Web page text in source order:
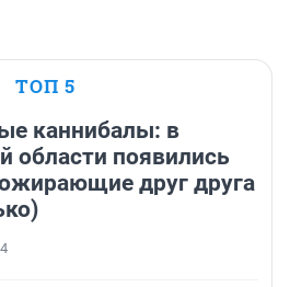
ТОП 5
каннибалы: в
области появились
друг друга
4